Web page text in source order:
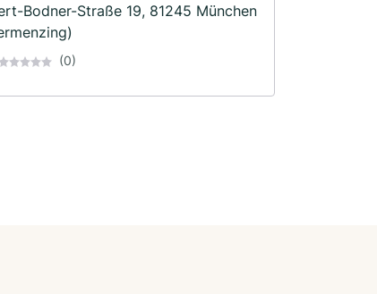
Bodner-Straße 19, 81245 München
(0)